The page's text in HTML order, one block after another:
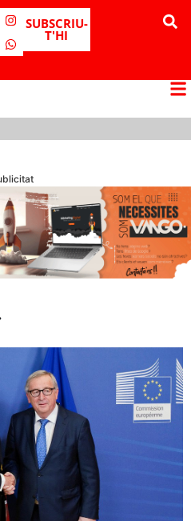
SUBSCRIU-
T'HI